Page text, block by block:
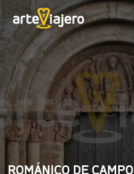
ROMÁNICO DE